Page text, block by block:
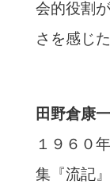
会的役割
さを感じた
田野倉康
１９６０
集『流記